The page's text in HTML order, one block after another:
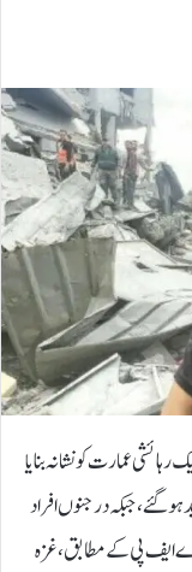
عمارت کو نشانہ بنایا
کم از کم 38 فلسطینی شہید ہوگئے، جبکہ درجنوں افراد
ایف پی کے مطابق، غزہ